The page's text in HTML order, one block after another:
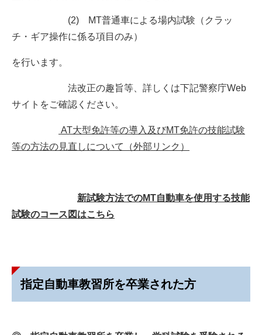
(2) MT普通車による場内試験（クラッ
チ・ギア操作に係る項目のみ）
を行います。
法改正の趣旨等、詳しくは下記警察庁Web
サイトをご確認ください。
AT大型免許等の導入及びMT免許の技能試験
等の方法の見直しについて（外部リンク）
新試験方法でのMT自動車を使用する技能
試験のコース図はこちら
指定自動車教習所を卒業された方